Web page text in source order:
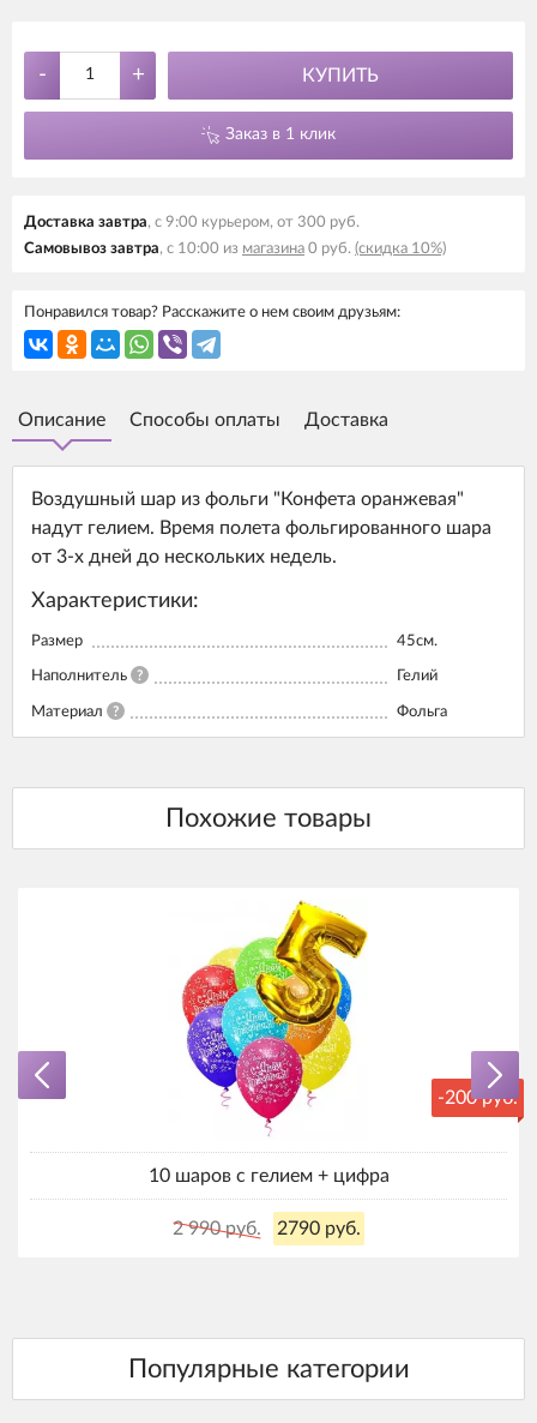
- + КУПИТЬ
Заказ в 1 клик
Доставка завтра, с 9:00 курьером, от 300 руб.
Самовывоз завтра, с 10:00 из магазина 0 руб. (скидка 10%)
Понравился товар? Расскажите о нем своим друзьям:
Описание Способы оплаты Доставка
Воздушный шар из фольги "Конфета оранжевая"
надут гелием. Время полета фольгированного шара
от 3-х дней до нескольких недель.
Характеристики:
Размер 45см.
Наполнитель ? Гелий
Материал ? Фольга
-200 руб.
10 шаров с гелием + цифра
2 990 руб. 2790 руб.